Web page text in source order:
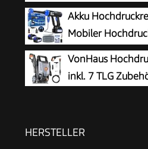
| 5m
Fördermenge: 408 L/h |
Ansaugfunktion &
Akku
Mobiler
Akku
Autowäsche,
Multifunktionsdüse
VonHaus
inkl. 7 TLG
HERSTELLER